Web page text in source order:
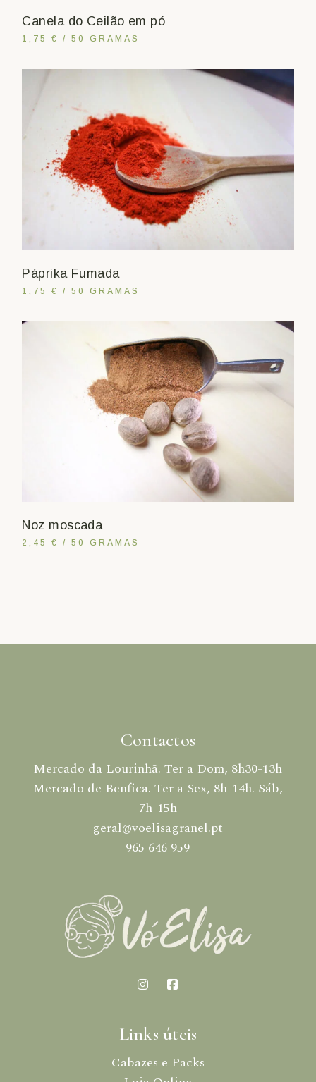
Canela do Ceilão em pó
1,75 € / 50 GRAMAS
Páprika Fumada
1,75 € / 50 GRAMAS
Noz moscada
2,45 € / 50 GRAMAS
Contactos
Mercado da Lourinhã. Ter a Dom, 8h30-13h
Mercado de Benfica. Ter a Sex, 8h-14h. Sáb,
7h-15h
geral@voelisagranel.pt
965 646 959
Links úteis
Cabazes e Packs